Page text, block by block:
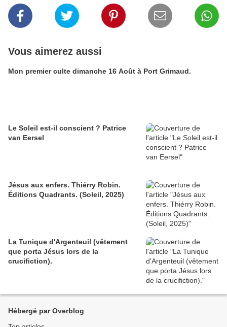
Vous aimerez aussi
Mon premier culte dimanche 16 Août à Port Grimaud.
Le Soleil est-il conscient ? Patrice
van Eersel
Jésus aux enfers. Thiérry Robin.
Éditions Quadrants. (Soleil, 2025)
La Tunique d'Argenteuil (vêtement
que porta Jésus lors de la
crucifiction).
Hébergé par Overblog